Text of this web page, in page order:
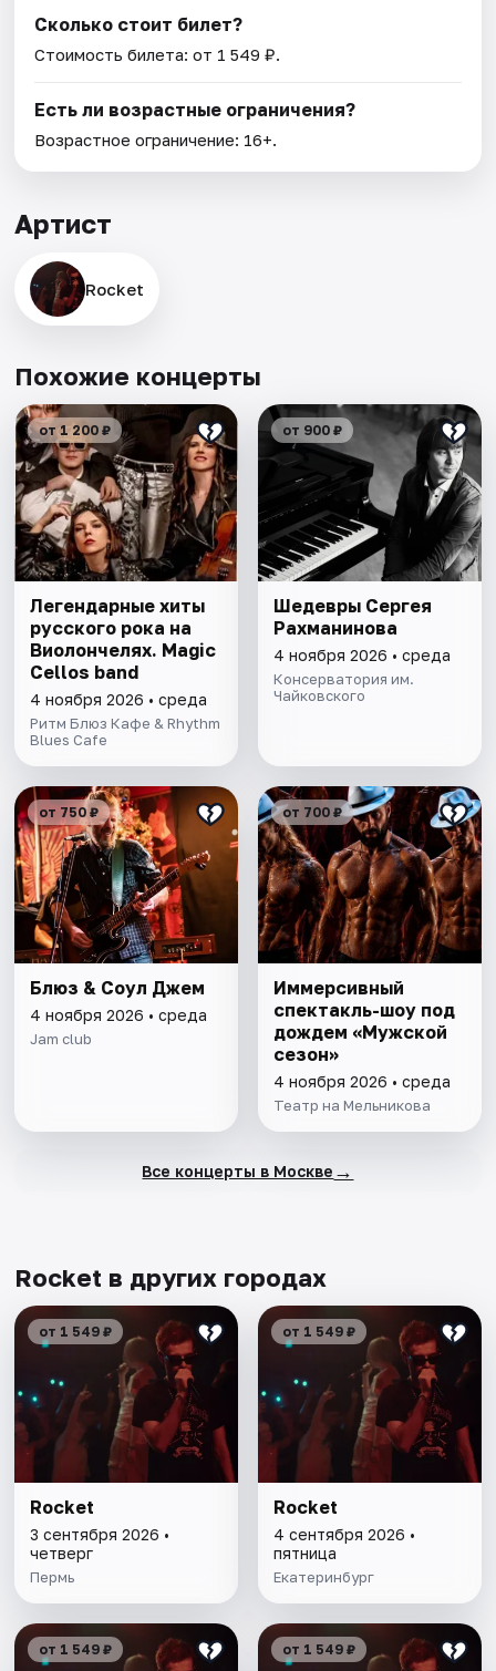
Сколько стоит билет?
Стоимость билета: от 1 549 ₽.
Есть ли возрастные ограничения?
Возрастное ограничение: 16+.
Артист
Rocket
Похожие концерты
от 1 200 ₽
Легендарные хиты
русского рока на
Виолончелях. Magic
Cellos band
4 ноября 2026 • среда
Ритм Блюз Кафе & Rhythm
Blues Cafe
от 900 ₽
Шедевры Сергея
Рахманинова
4 ноября 2026 • среда
Консерватория им.
Чайковского
от 750 ₽
Блюз & Соул Джем
4 ноября 2026 • среда
Jam club
от 700 ₽
Иммерсивный
спектакль-шоу под
дождем «Мужской
сезон»
4 ноября 2026 • среда
Театр на Мельникова
Все концерты в Москве →
Rocket в других городах
от 1 549 ₽
Rocket
3 сентября 2026 •
четверг
Пермь
от 1 549 ₽
Rocket
4 сентября 2026 •
пятница
Екатеринбург
от 1 549 ₽ от 1 549 ₽